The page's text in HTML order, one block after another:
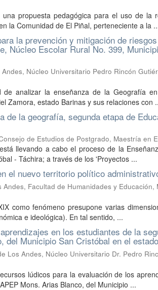
propuesta pedagógica para el uso de la
la Comunidad de El Piñal, perteneciente a la
la prevención y mitigación de
Núcleo Escolar Rural No. 399,
Núcleo Universitario Pedro Rincón
analizar la enseñanza de la Geografía
Zamora, estado Barinas y sus relaciones con
de la geografía, segunda etapa de
de Estudios de Postgrado, Maestría en
llevando a cabo el proceso de la
- Táchira; a través de los 'Proyectos ...
el nuevo territorio político
Andes, Facultad de Humanidades y
como fenómeno presupone varias
e ideológica). En tal sentido, ...
en los estudiantes de la
Municipio San Cristóbal en el
Los Andes, Núcleo Universitario Dr. Pedro
lúdicos para la evaluación de los
Mons. Arias Blanco, del Municipio ...